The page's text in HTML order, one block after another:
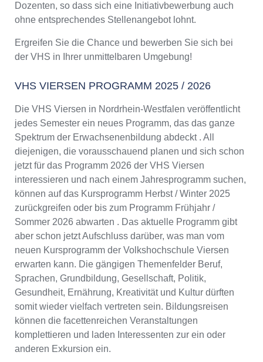
Dozenten, so dass sich eine Initiativbewerbung auch
ohne entsprechendes Stellenangebot lohnt.
Ergreifen Sie die Chance und bewerben Sie sich bei
der VHS in Ihrer unmittelbaren Umgebung!
VHS VIERSEN PROGRAMM 2025 / 2026
Die VHS Viersen in Nordrhein-Westfalen veröffentlicht
jedes Semester ein neues Programm, das das ganze
Spektrum der Erwachsenenbildung abdeckt . All
diejenigen, die vorausschauend planen und sich schon
jetzt für das Programm 2026 der VHS Viersen
interessieren und nach einem Jahresprogramm suchen,
können auf das Kursprogramm Herbst / Winter 2025
zurückgreifen oder bis zum Programm Frühjahr /
Sommer 2026 abwarten . Das aktuelle Programm gibt
aber schon jetzt Aufschluss darüber, was man vom
neuen Kursprogramm der Volkshochschule Viersen
erwarten kann. Die gängigen Themenfelder Beruf,
Sprachen, Grundbildung, Gesellschaft, Politik,
Gesundheit, Ernährung, Kreativität und Kultur dürften
somit wieder vielfach vertreten sein. Bildungsreisen
können die facettenreichen Veranstaltungen
komplettieren und laden Interessenten zur ein oder
anderen Exkursion ein.